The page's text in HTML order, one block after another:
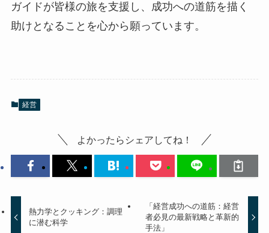
ガイドが皆様の旅を支援し、成功への道筋を描く
助けとなることを心から願っています。
経営
よかったらシェアしてね！
熱力学とクッキング：調理
に潜む科学
「経営成功への道筋：経営
者必見の最新戦略と革新的
手法」